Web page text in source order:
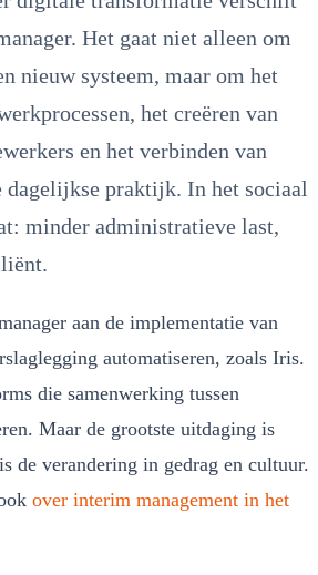
Het gaat niet alleen om
nieuw systeem, maar om het
het creëren van
en het verbinden van
dagelijkse praktijk. In het sociaal
minder administratieve last,
aan de implementatie van
automatiseren, zoals Iris.
die samenwerking tussen
Maar de grootste uitdaging is
de verandering in gedrag en cultuur.
over interim management in het